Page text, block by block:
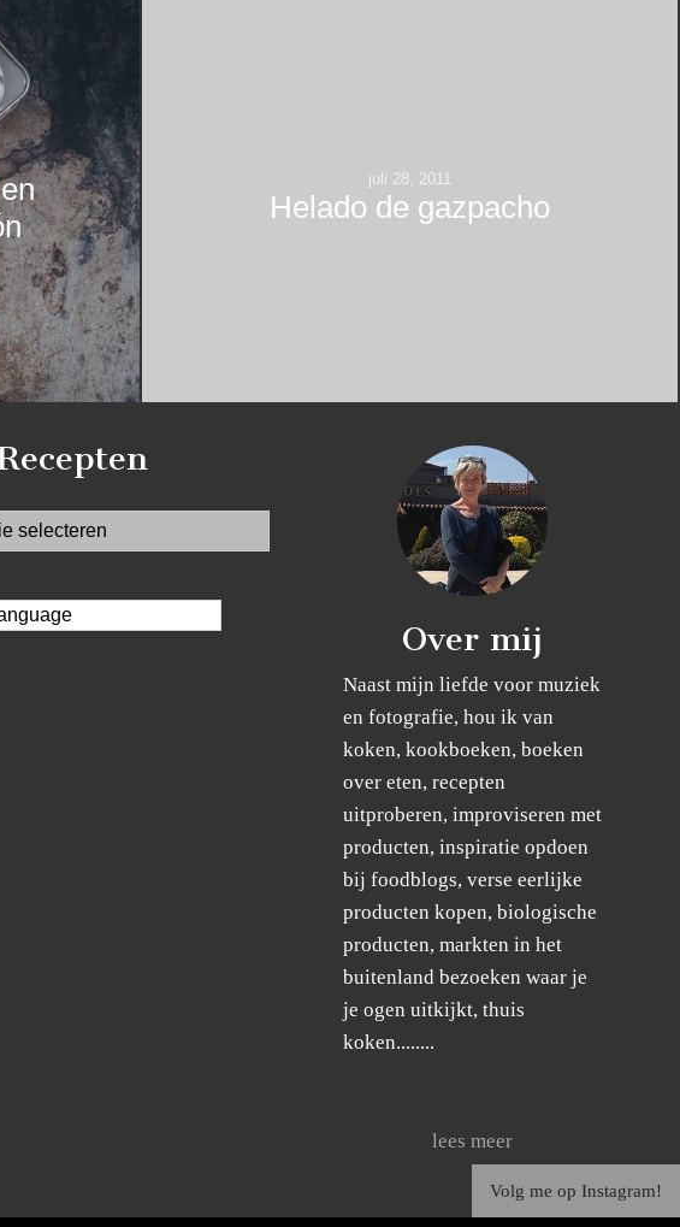
juli 28, 2011
Helado de gazpacho
Over mij
Naast mijn liefde voor muziek
en fotografie, hou ik van
koken, kookboeken, boeken
over eten, recepten
uitproberen, improviseren met
producten, inspiratie opdoen
bij foodblogs, verse eerlijke
producten kopen, biologische
producten, markten in het
buitenland bezoeken waar je
je ogen uitkijkt, thuis
koken........
lees meer
Volg me op Instagram!